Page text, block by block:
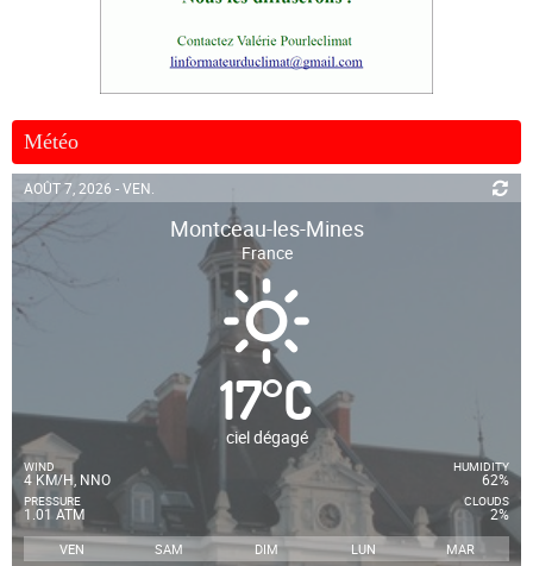
Météo
AOÛT 7, 2026 - VEN.
Montceau-les-Mines
France
17°C
ciel dégagé
WIND
4 KM/H, NNO
PRESSURE
1.01 ATM
HUMIDITY
62%
CLOUDS
2%
VEN SAM DIM LUN MAR